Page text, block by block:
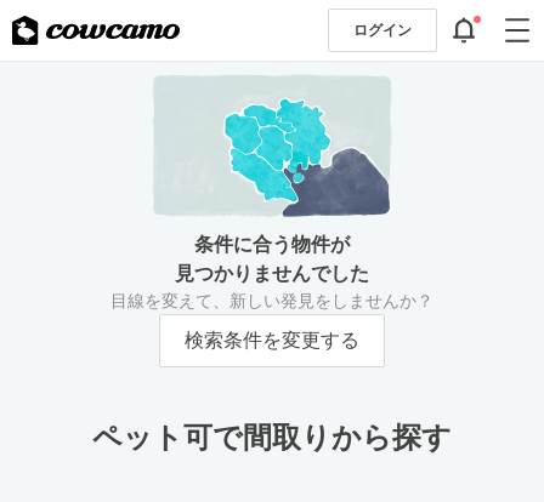
ログイン
条件に合う物件が
見つかりませんでした
目線を変えて、新しい発見をしませんか？
検索条件を変更する
ペット可で間取りから探す